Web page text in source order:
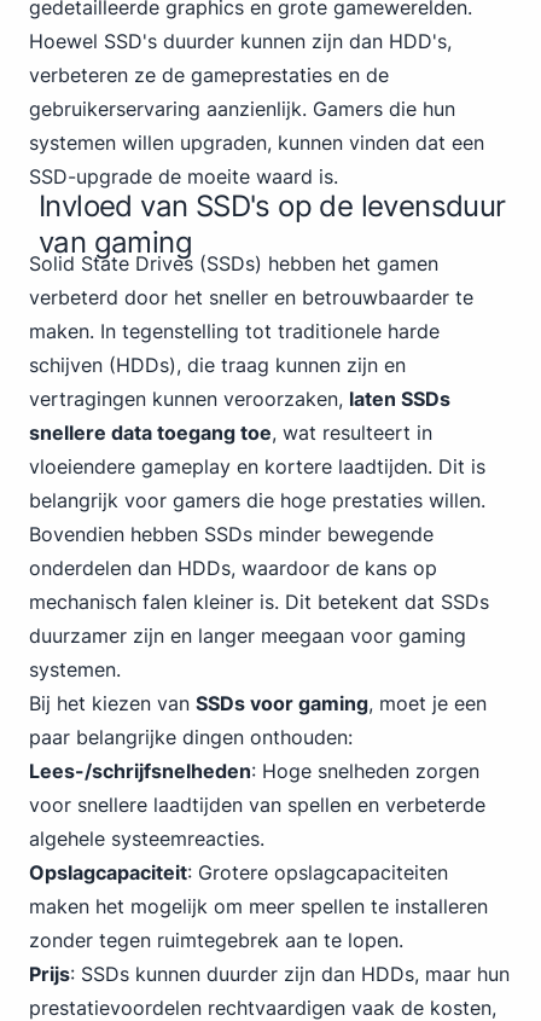
gedetailleerde graphics en grote gamewerelden.
Hoewel SSD's duurder kunnen zijn dan HDD's,
verbeteren ze de gameprestaties en de
gebruikerservaring aanzienlijk. Gamers die hun
systemen willen upgraden, kunnen vinden dat een
SSD-upgrade de moeite waard is.
Invloed van SSD's op de levensduur
van gaming
Solid State Drives (SSDs) hebben het gamen
verbeterd door het sneller en betrouwbaarder te
maken. In tegenstelling tot traditionele harde
schijven (HDDs), die traag kunnen zijn en
vertragingen kunnen veroorzaken, laten SSDs
snellere data toegang toe, wat resulteert in
vloeiendere gameplay en kortere laadtijden. Dit is
belangrijk voor gamers die hoge prestaties willen.
Bovendien hebben SSDs minder bewegende
onderdelen dan HDDs, waardoor de kans op
mechanisch falen kleiner is. Dit betekent dat SSDs
duurzamer zijn en langer meegaan voor gaming
systemen.
Bij het kiezen van SSDs voor gaming, moet je een
paar belangrijke dingen onthouden:
Lees-/schrijfsnelheden: Hoge snelheden zorgen
voor snellere laadtijden van spellen en verbeterde
algehele systeemreacties.
Opslagcapaciteit: Grotere opslagcapaciteiten
maken het mogelijk om meer spellen te installeren
zonder tegen ruimtegebrek aan te lopen.
Prijs: SSDs kunnen duurder zijn dan HDDs, maar hun
prestatievoordelen rechtvaardigen vaak de kosten,